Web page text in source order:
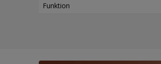
Funktion